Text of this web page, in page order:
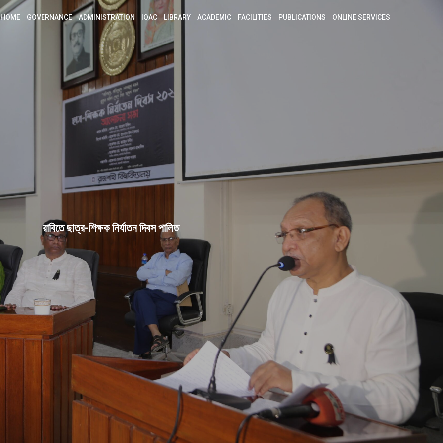
HOME GOVERNANCE ADMINISTRATION IQAC LIBRARY ACADEMIC FACILITIES PUBLICATIONS ONLINE SERVICES
রাবিতে ছাত্র-শিক্ষক নির্যাতন দিবস পালিত